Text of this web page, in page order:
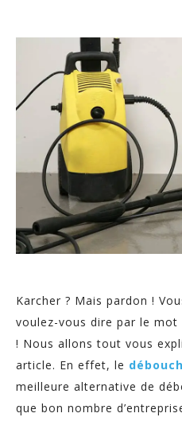
Karcher ? Mais pardon !
voulez-vous dire par le mot
! Nous allons tout vous
article. En effet, le
meilleure alternative de
que bon nombre